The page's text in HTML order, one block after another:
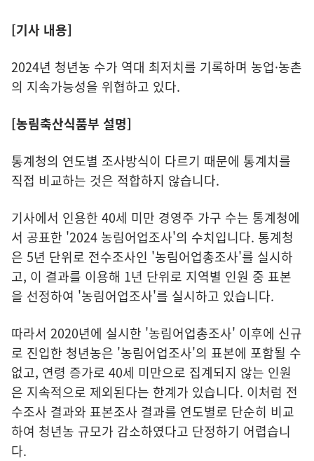
[기사 내용]
2024년 청년농 수가 역대 최저치를 기록하며 농업·농촌
의 지속가능성을 위협하고 있다.
[농림축산식품부 설명]
통계청의 연도별 조사방식이 다르기 때문에 통계치를
직접 비교하는 것은 적합하지 않습니다.
기사에서 인용한 40세 미만 경영주 가구 수는 통계청에
서 공표한 '2024 농림어업조사'의 수치입니다. 통계청
은 5년 단위로 전수조사인 '농림어업총조사'를 실시하
고, 이 결과를 이용해 1년 단위로 지역별 인원 중 표본
을 선정하여 '농림어업조사'를 실시하고 있습니다.
따라서 2020년에 실시한 '농림어업총조사' 이후에 신규
로 진입한 청년농은 '농림어업조사'의 표본에 포함될 수
없고, 연령 증가로 40세 미만으로 집계되지 않는 인원
은 지속적으로 제외된다는 한계가 있습니다. 이처럼 전
수조사 결과와 표본조사 결과를 연도별로 단순히 비교
하여 청년농 규모가 감소하였다고 단정하기 어렵습니
다.